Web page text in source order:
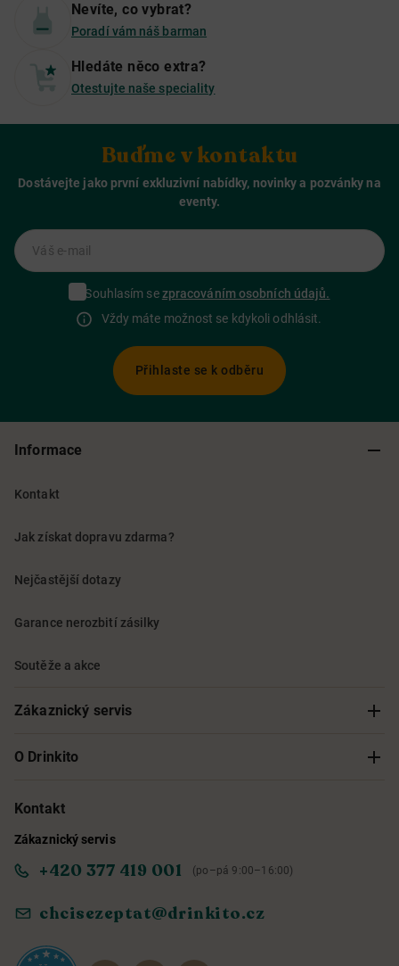
Nevíte, co vybrat?
Poradí vám náš barman
Hledáte něco extra?
Otestujte naše speciality
Buďme v kontaktu
Dostávejte jako první exkluzivní nabídky, novinky a pozvánky na
eventy.
Váš e-mail
Souhlasím sezpracováním osobních údajů.
Vždy máte možnost se kdykoli odhlásit.
Přihlaste se k odběru
Informace
Kontakt
Jak získat dopravu zdarma?
Nejčastější dotazy
Garance nerozbití zásilky
Soutěže a akce
Zákaznický servis
Sledování objednávky
Obchodní podmínky
Ochrana osobních údajů
Reklamace a vrácení
O Drinkito
O nás
Informace o přístupnosti služby
Kontakt
Zákaznický servis
+420 377 419 001 (po–pá 9:00–16:00)
chcisezeptat@drinkito.cz